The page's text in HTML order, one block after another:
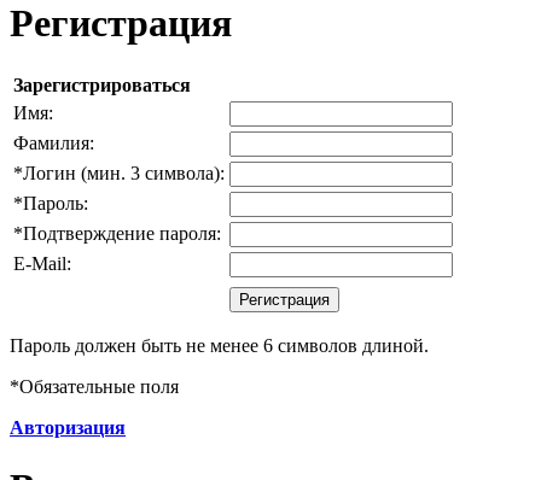
Регистрация
Зарегистрироваться
Имя:
Фамилия:
*Логин (мин. 3 символа):
*Пароль:
*Подтверждение пароля:
E-Mail:
Пароль должен быть не менее 6 символов длиной.
*Обязательные поля
Авторизация